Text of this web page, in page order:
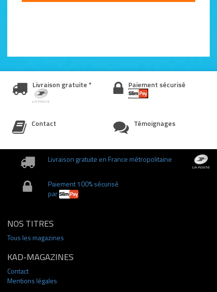
Livraison gratuite * Paiement sécurisé
Contact Témoignages
Livraison gratuite en France métropolitaine
Paiement 100% sécurisé
par
NOS TITRES
Tous les magazines
KAD-MAGAZINES
Contact
Mentions légales